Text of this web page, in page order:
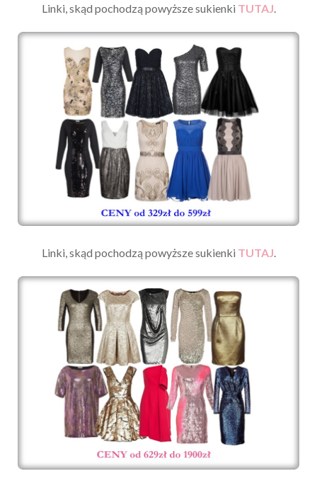
Linki, skąd pochodzą powyższe sukienki TUTAJ.
Linki, skąd pochodzą powyższe sukienki TUTAJ.